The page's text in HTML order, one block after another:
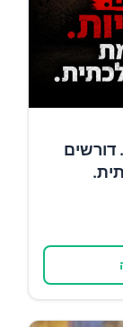
דורשים